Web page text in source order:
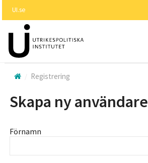
huvudinnehållet
UI.se
Registrering
Skapa ny användare
Förnamn